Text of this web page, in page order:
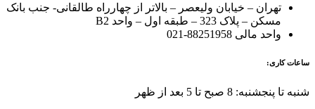
تهران – خیابان ولیعصر – بالاتر از چهارراه طالقانی- جنب بانک
مسکن – پلاک 323 – طبقه اول – واحد B2
واحد مالی 88251958-021
ساعات کاری:
شنبه تا پنجشنبه: 8 صبح تا 5 بعد از ظهر